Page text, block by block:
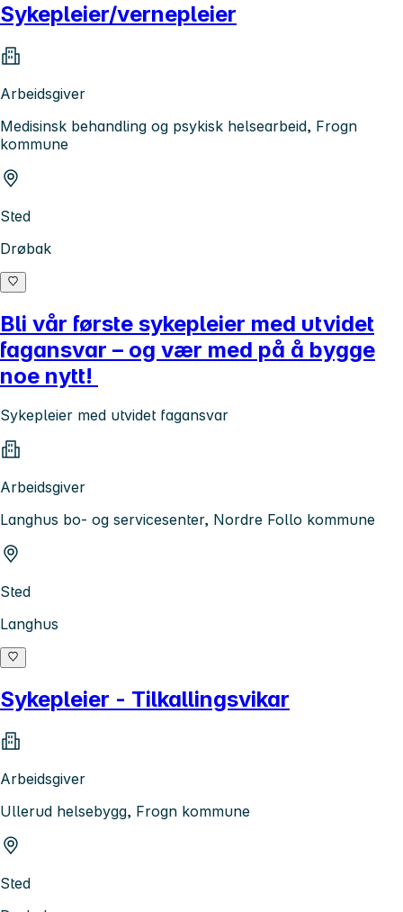
Sykepleier/vernepleier
Arbeidsgiver
Medisinsk behandling og psykisk helsearbeid, Frogn
kommune
Sted
Drøbak
Bli vår første sykepleier med utvidet
fagansvar – og vær med på å bygge
noe nytt!
Sykepleier med utvidet fagansvar
Arbeidsgiver
Langhus bo- og servicesenter, Nordre Follo kommune
Sted
Langhus
Sykepleier - Tilkallingsvikar
Arbeidsgiver
Ullerud helsebygg, Frogn kommune
Sted